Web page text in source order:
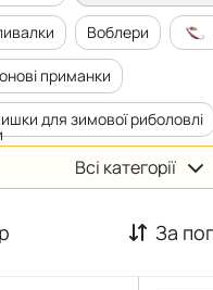
Воблери
приманки
для зимової риболовлі
приманки
Всі категорії
За